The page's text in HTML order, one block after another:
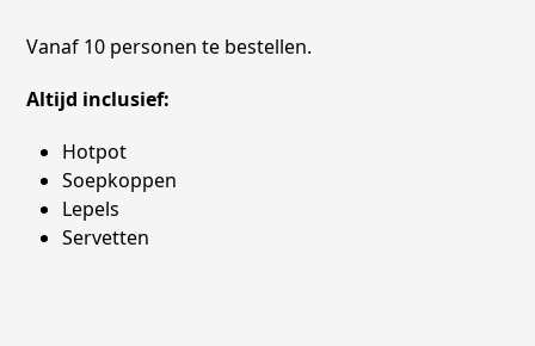
Vanaf 10 personen te bestellen.
Altijd inclusief:
Hotpot
Soepkoppen
Lepels
Servetten